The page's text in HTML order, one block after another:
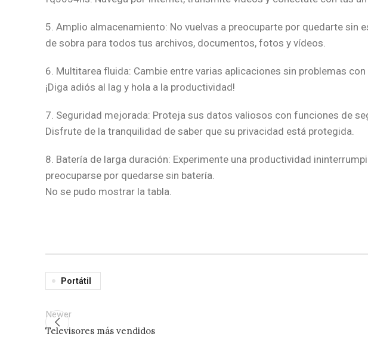
5. Amplio almacenamiento: No vuelvas a preocuparte por quedarte
de sobra para todos tus archivos, documentos, fotos y vídeos.
6. Multitarea fluida: Cambie entre varias aplicaciones sin problemas
¡Diga adiós al lag y hola a la productividad!
7. Seguridad mejorada: Proteja sus datos valiosos con funciones de
Disfrute de la tranquilidad de saber que su privacidad está protegida.
8. Batería de larga duración: Experimente una productividad
preocuparse por quedarse sin batería.
No se pudo mostrar la tabla.
Portátil
Newer
Televisores más vendidos